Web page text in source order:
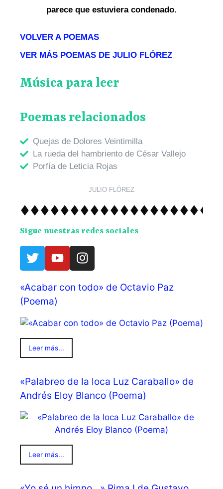
parece que estuviera condenado.
VOLVER A POEMAS
VER MÁS POEMAS DE JULIO FLÓREZ
Música para leer
Poemas relacionados
Quejas de Dolores Veintimilla
La rueda del hambriento de César Vallejo
Porfía de Leticia Rojas
JULIO FLÓREZ
Sigue nuestras redes sociales
«Acabar con todo» de Octavio Paz
(Poema)
Leer más...
«Palabreo de la loca Luz Caraballo» de
Andrés Eloy Blanco (Poema)
Leer más...